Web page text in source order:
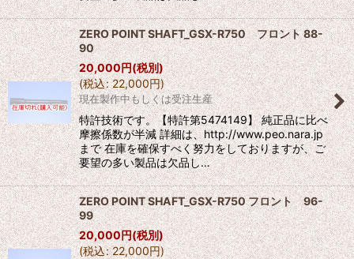
ZERO POINT SHAFT_GSX-R750 フロント 88-
90
20,000円(税別)
(税込: 22,000円)
現在製作中もしくは受注生産
特許技術です。【特許第5474149】 純正品に比べ
摩擦係数が半減 詳細は、http://www.peo.nara.jp
まで 在庫を確保すべく努力をしておりますが、ご
要望の多い製品は欠品し…
ZERO POINT SHAFT_GSX-R750 フロント 96-
99
20,000円(税別)
(税込: 22,000円)